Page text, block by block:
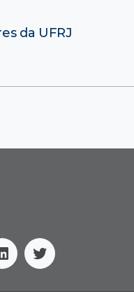
da UFRJ
LinkedinTwitter